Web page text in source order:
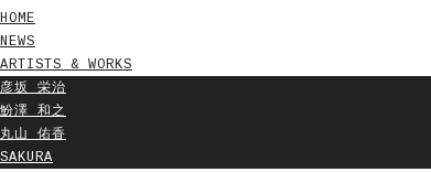
HOME
NEWS
ARTISTS & WORKS
彦坂 栄治
魵澤 和之
丸山 佑香
SAKURA